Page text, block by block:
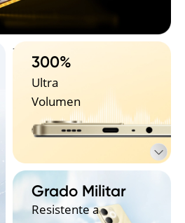
Resistente a
Grado Militar
Ultra
Volumen
300%
-